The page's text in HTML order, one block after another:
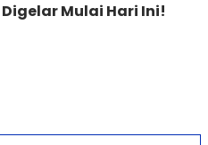
Mulai Hari Ini!